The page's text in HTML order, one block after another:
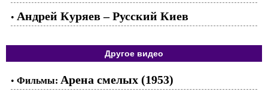
• Андрей Куряев – Русский Киев
Другое видео
• Фильмы: Арена смелых (1953)